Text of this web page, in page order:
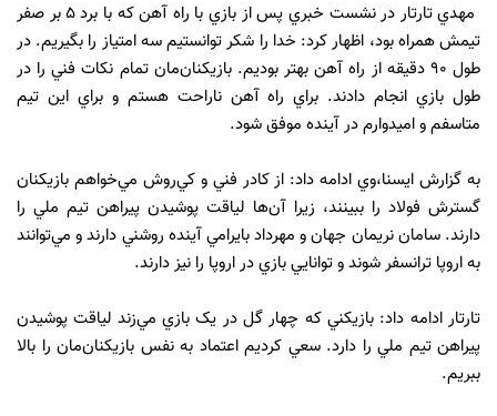
مهدي تارتار در نشست خبري پس از بازي با راه آهن که با برد 5 بر صفر
تيمش همراه بود، اظهار کرد: خدا را شکر توانستيم سه امتياز را بگيريم. در
طول 90 دقيقه از راه آهن بهتر بوديم. بازيکنان‌مان تمام نکات فني را در
طول بازي انجام دادند. براي راه آهن ناراحت هستم و براي اين تيم
متاسفم و اميدوارم در آينده موفق شود.
به گزارش ايسنا،وي ادامه داد:‌ از کادر فني و کي‌روش مي‌خواهم بازيکنان
گسترش فولاد را ببينند، زيرا آن‌ها لياقت پوشيدن پيراهن تيم ملي را
دارند. سامان نريمان جهان و مهرداد بايرامي آينده روشني دارند و مي‌توانند
به اروپا ترانسفر شوند و توانايي بازي در اروپا را نيز دارند.
تارتار ادامه داد: بازيکني که چهار گل در يک بازي مي‌زند لياقت پوشيدن
پيراهن تيم ملي را دارد. سعي کرديم اعتماد به نفس بازيکنان‌مان را بالا
ببريم.